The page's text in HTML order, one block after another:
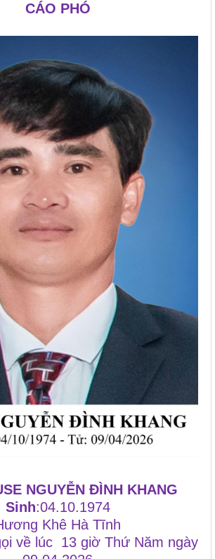
CÁO PHÓ
NGUYỄN ĐÌNH KHANG
Sinh:04.10.1974
Khê Hà Tĩnh
về lúc 13 giờ Thứ Năm ngày